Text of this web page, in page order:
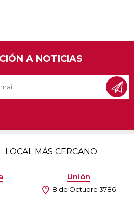
A NOTICIAS
LOCAL MÁS CERCANO
Unión
8 de Octubre 3786